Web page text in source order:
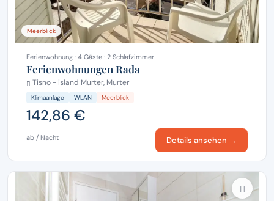
Meerblick
Ferienwohnung · 4 Gäste · 2 Schlafzimmer
Ferienwohnungen Rada
Tisno - island Murter, Murter
Klimaanlage WLAN Meerblick
142,86 €
ab / Nacht Details ansehen →